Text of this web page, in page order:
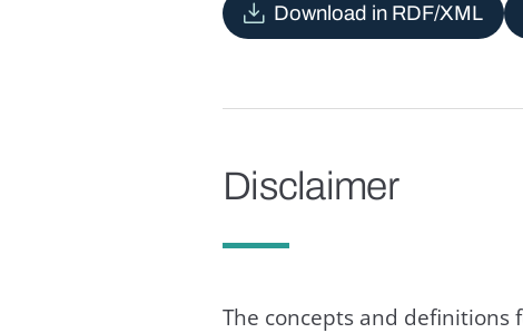
Download in RDF/XML
Disclaimer
The concepts and definitions